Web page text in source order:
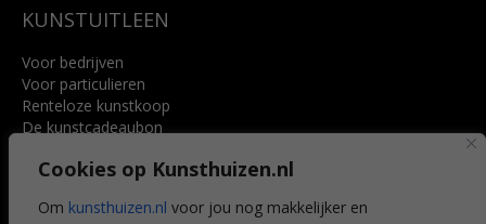
Cookies op Kunsthuizen.nl
Om kunsthuizen.nl voor jou nog makkelijker en
KUNSTUITLEEN
Voor bedrijven
Voor particulieren
Renteloze kunstkoop
De kunstcadeaubon
Voordelen
Veelgestelde vragen